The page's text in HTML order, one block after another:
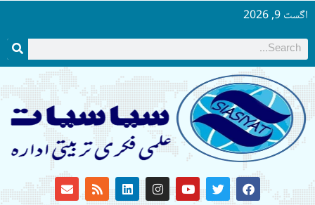
اگست 9, 2026